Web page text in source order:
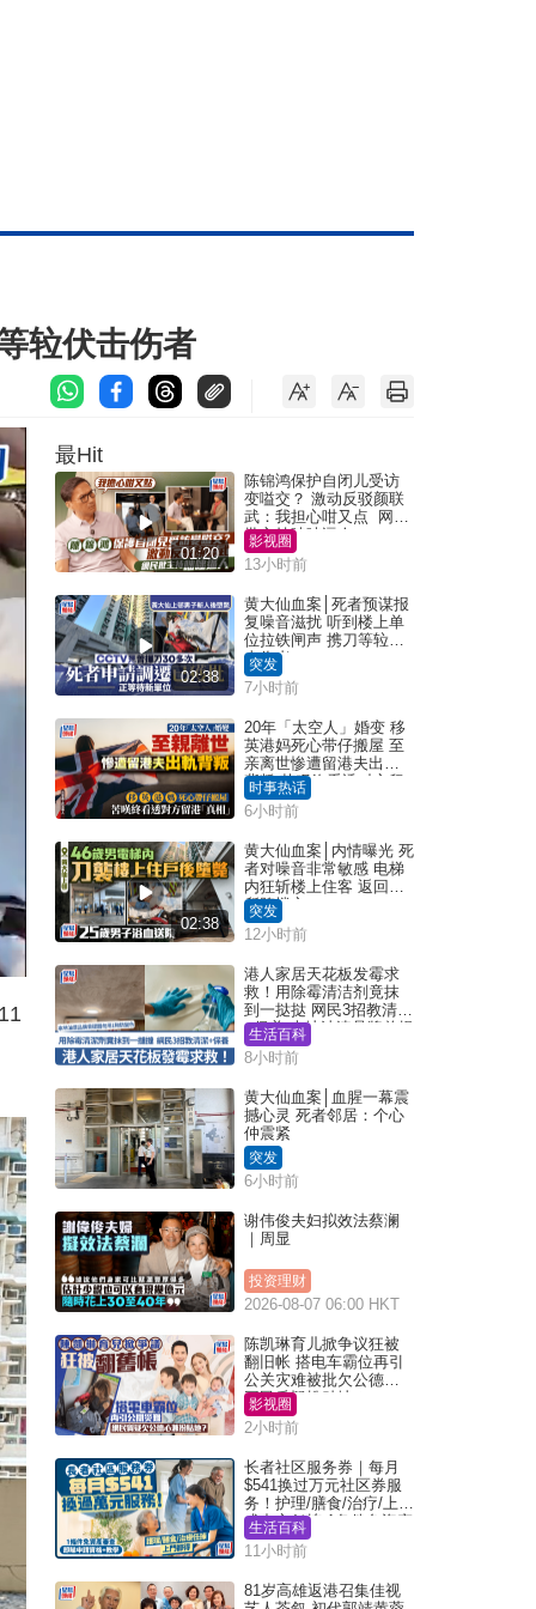
䢂伏击伤者
最Hit
01:20
陈锦鸿保护自闭儿受访
变嗌交？ 激动反驳颜联
武：我担心咁又点 网民
批主持咄咄逼人
影视圈
13小时前
02:38
黄大仙血案│死者预谋报
复噪音滋扰 听到楼上单
位拉铁闸声 携刀等䢂伏
击伤者
突发
7小时前
20年「太空人」婚变 移
英港妈死心带仔搬屋 至
亲离世惨遭留港夫出轨
背叛 苦叹终看透对方留
港「真相」｜Juicy叮
时事热话
6小时前
02:38
黄大仙血案│内情曝光 死
者对噪音非常敏感 电梯
内狂斩楼上住客 返回住
所堕楼亡
突发
12小时前
港人家居天花板发霉求
救！用除霉清洁剂竟抹
到一挞挞 网民3招教清洁
+保养 本地油漆品牌曾提
醒勿用1物防变色
生活百科
8小时前
黄大仙血案│血腥一幕震
撼心灵 死者邻居：个心
仲震紧
突发
6小时前
谢伟俊夫妇拟效法蔡澜
｜周显
投资理财
2026-08-07 06:00 HKT
陈凯琳育儿掀争议狂被
翻旧帐 搭电车霸位再引
公关灾难被批欠公德心
网民质疑扮贴地？
影视圈
2小时前
长者社区服务券｜每月
$541换过万元社区券服
务！护理/膳食/治疗/上门
或中心任拣 1条件免资产
审查（附申请资格及教
学）
生活百科
11小时前
81岁高雄返港召集佳视